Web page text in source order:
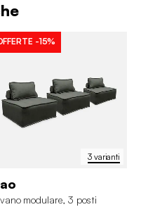
3 varianti
-15%
modulare, 3 posti